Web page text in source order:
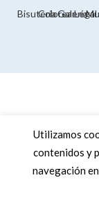
BisuteríaColorear
Galería
Legal
Utilizamos
contenidos y
navegación